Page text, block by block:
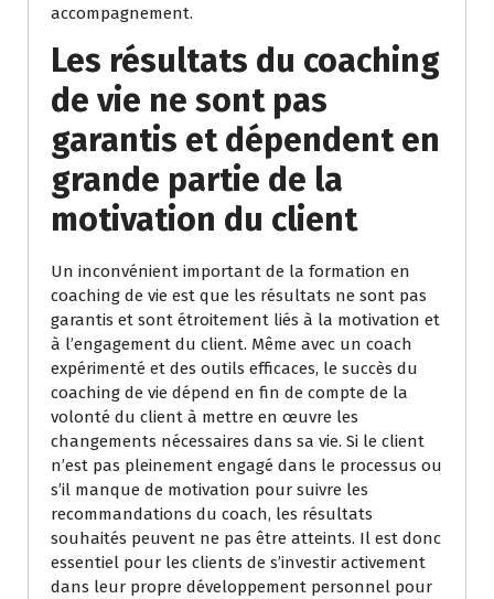
accompagnement.
Les résultats du coaching
de vie ne sont pas
garantis et dépendent en
grande partie de la
motivation du client
Un inconvénient important de la formation en
coaching de vie est que les résultats ne sont pas
garantis et sont étroitement liés à la motivation et
à l’engagement du client. Même avec un coach
expérimenté et des outils efficaces, le succès du
coaching de vie dépend en fin de compte de la
volonté du client à mettre en œuvre les
changements nécessaires dans sa vie. Si le client
n’est pas pleinement engagé dans le processus ou
s’il manque de motivation pour suivre les
recommandations du coach, les résultats
souhaités peuvent ne pas être atteints. Il est donc
essentiel pour les clients de s’investir activement
dans leur propre développement personnel pour